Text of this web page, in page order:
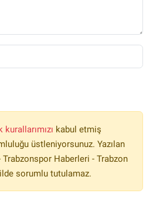
kabul etmiş
üstleniyorsunuz. Yazılan
Haberleri - Trabzon
sorumlu tutulamaz.